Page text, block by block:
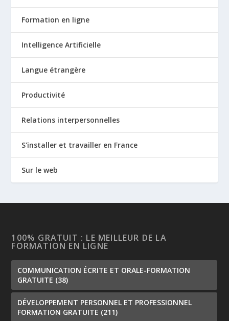
Formation en ligne
Intelligence Artificielle
Langue étrangère
Productivité
Relations interpersonnelles
S'installer et travailler en France
Sur le web
100% GRATUIT : LE MEILLEUR DE LA
FORMATION EN LIGNE
COMMUNICATION ÉCRITE ET ORALE-FORMATION
GRATUITE (38)
DÉVELOPPEMENT PERSONNEL ET PROFESSIONNEL
FORMATION GRATUITE (211)